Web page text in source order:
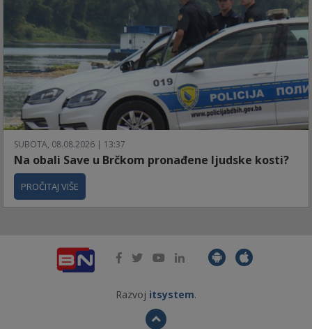
SUBOTA, 08.08.2026 | 13:37
Na obali Save u Brčkom pronađene ljudske kosti?
PROČITAJ VIŠE
Razvoj itsystem.